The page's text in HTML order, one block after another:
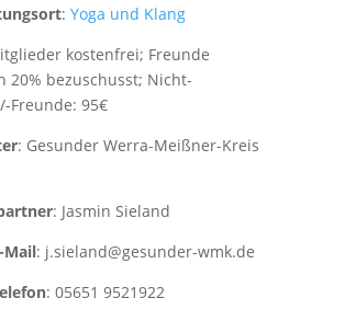
: Yoga und Klang
kostenfrei; Freunde
20% bezuschusst; Nicht-
Freunde: 95€
: Gesunder Werra-Meißner-Kreis
: Jasmin Sieland
Mail: j.sieland@gesunder-wmk.de
: 05651 9521922